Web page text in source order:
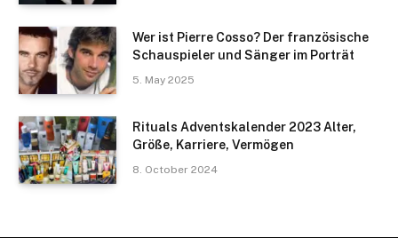
Wer ist Pierre Cosso? Der französische
Schauspieler und Sänger im Porträt
5. May 2025
Rituals Adventskalender 2023 Alter,
Größe, Karriere, Vermögen
8. October 2024